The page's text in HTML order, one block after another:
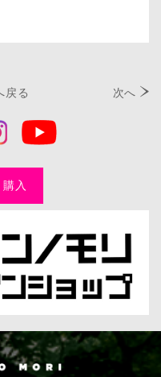
戻る 次へ
入